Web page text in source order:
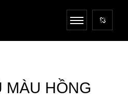
MÀU HỒNG